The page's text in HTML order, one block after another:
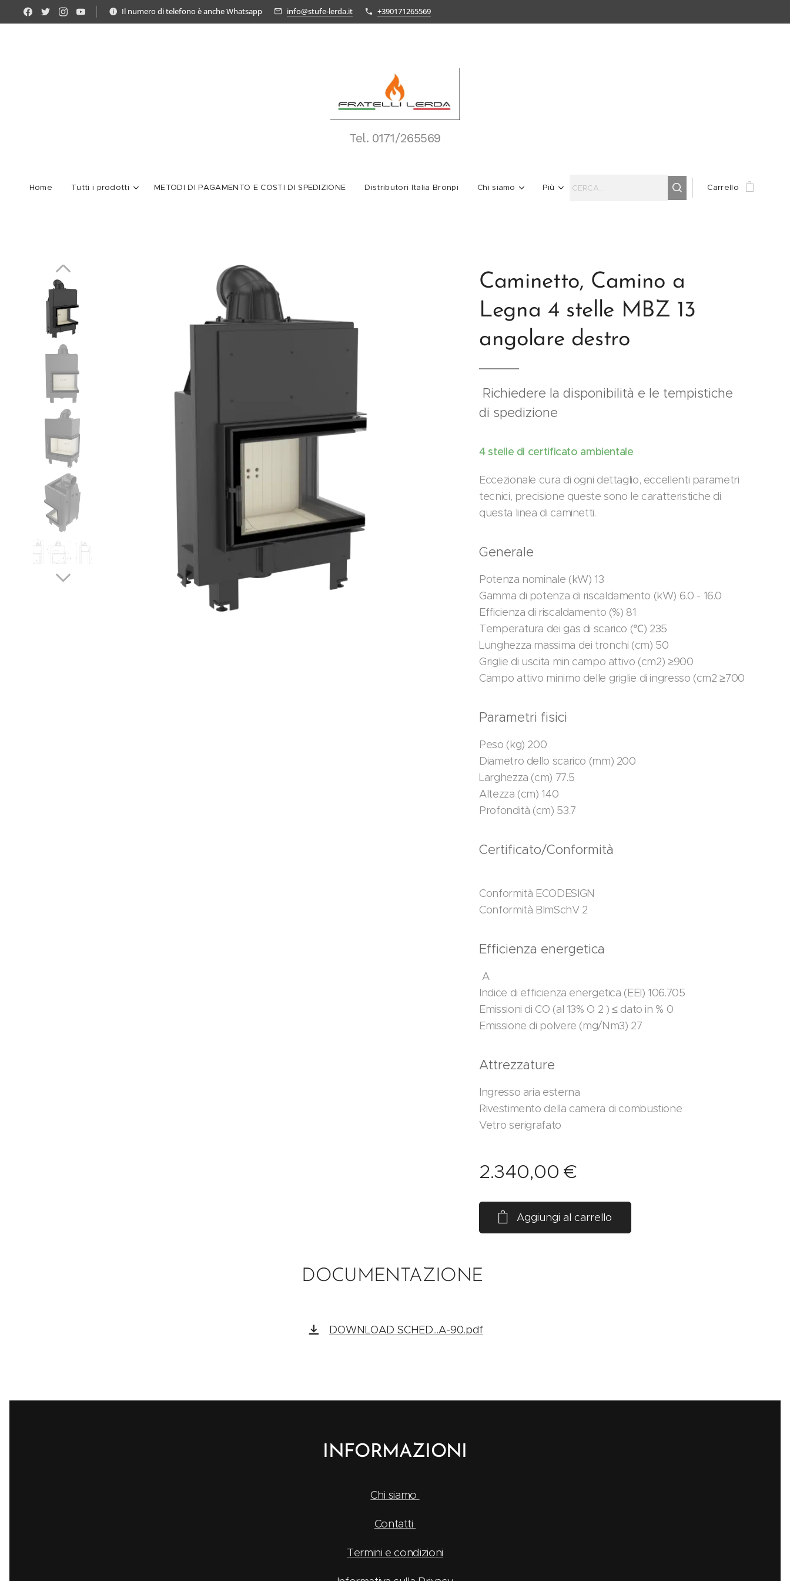
Il numero di telefono è anche Whatsapp info@stufe-lerda.it +390171265569
Tel. 0171/265569
Home Tutti i prodotti METODI DI PAGAMENTO E COSTI DI SPEDIZIONE Distributori Italia Bronpi Chi siamo Più Carrello
Caminetto, Camino a
Legna 4 stelle MBZ 13
angolare destro
Richiedere la disponibilità e le tempistiche
di spedizione
4 stelle di certificato ambientale
Eccezionale cura di ogni dettaglio, eccellenti parametri
tecnici, precisione queste sono le caratteristiche di
questa linea di caminetti.
Generale
Potenza nominale (kW) 13
Gamma di potenza di riscaldamento (kW) 6.0 - 16.0
Efficienza di riscaldamento (%) 81
Temperatura dei gas di scarico (℃) 235
Lunghezza massima dei tronchi (cm) 50
Griglie di uscita min campo attivo (cm2) ≥900
Campo attivo minimo delle griglie di ingresso (cm2 ≥700
Parametri fisici
Peso (kg) 200
Diametro dello scarico (mm) 200
Larghezza (cm) 77.5
Altezza (cm) 140
Profondità (cm) 53.7
Certificato/Conformità
Conformità ECODESIGN
Conformità BImSchV 2
Efficienza energetica
A
Indice di efficienza energetica (EEI) 106.705
Emissioni di CO (al 13% O 2 ) ≤ dato in % 0
Emissione di polvere (mg/Nm3) 27
Attrezzature
Ingresso aria esterna
Rivestimento della camera di combustione
Vetro serigrafato
2.340,00 €
Aggiungi al carrello
DOCUMENTAZIONE
DOWNLOAD SCHED...A-90.pdf
INFORMAZIONI
Chi siamo
Contatti
Termini e condizioni